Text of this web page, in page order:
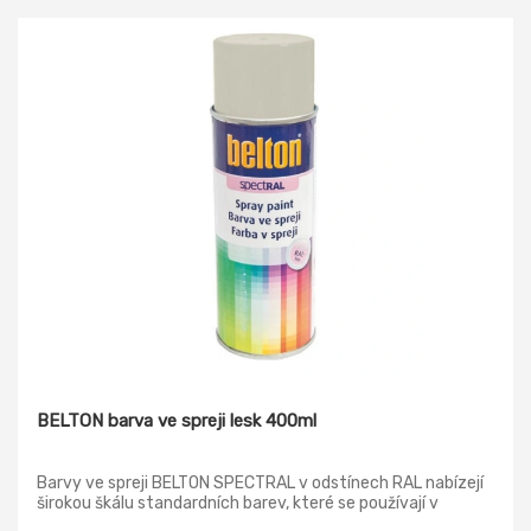
BELTON barva ve spreji lesk 400ml
Barvy ve spreji BELTON SPECTRAL v odstínech RAL nabízejí
širokou škálu standardních barev, které se používají v